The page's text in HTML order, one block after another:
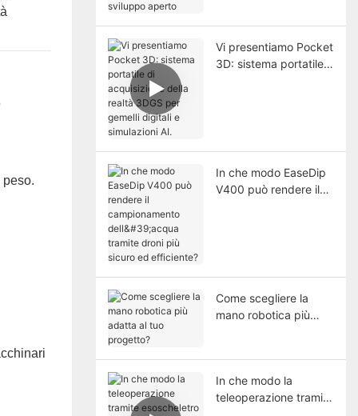
Vi presentiamo Pocket
3D: sistema portatile
In che modo EaseDip
V400 può rendere il
Come scegliere la
mano robotica più
In che modo la
teleoperazione tramite